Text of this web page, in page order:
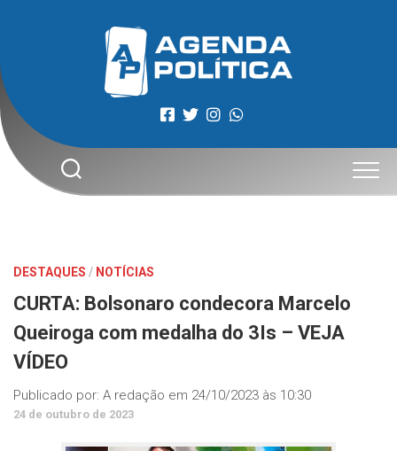
DESTAQUES / NOTÍCIAS
CURTA: Bolsonaro condecora Marcelo
Queiroga com medalha do 3Is – VEJA
VÍDEO
Publicado por: A redação em 24/10/2023 às 10:30
24 de outubro de 2023